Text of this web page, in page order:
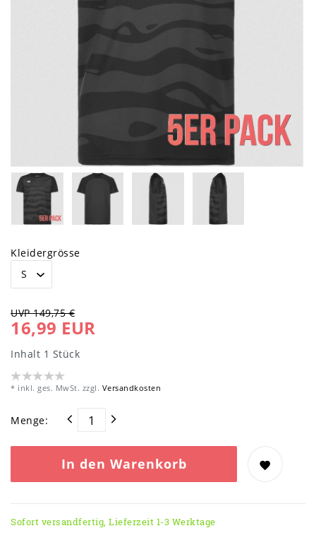
Kleidergrösse
UVP 149,75 €
16,99 EUR
Inhalt 1 Stück
* inkl. ges. MwSt. zzgl. Versandkosten
Menge:
In den Warenkorb
Sofort versandfertig, Lieferzeit 1-3 Werktage